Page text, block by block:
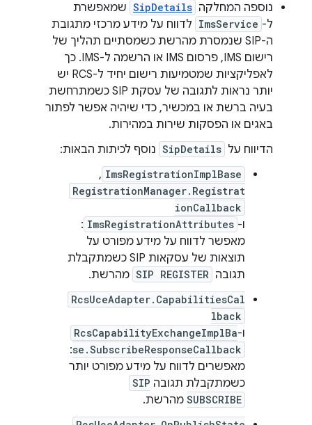
נוספה המחלקה SipDetails
שמאפשרת
ל- ImsService
לדווח על מידע מרכזי מתגובת
ה-SIP שנמסרת מהרשת כשמסתיים תהליך של
רישום IMS, פרסום IMS או הרשמה ל-IMS. כך
לאפליקציות שמטמיעות רישום יחיד ל-RCS יש
יותר נראות לתגובה של עסקת SIP כשמתרחשת
בעיה ברשת או במכשיר, כדי שיהיה אפשר לפתור
באגים או הפסקות שירות במהירות.
הדיווח על SipDetails נוסף לכיתות הבאות:
ImsRegistrationImplBase
RegistrationManager.Registrat
ionCallback
ו- ImsRegistrationAttributes
מאפשר לדווח על מידע מפורט על
תוצאות של עסקאות SIP כשמתקבלת
תגובה SIP REGISTER מהרשת.
RcsUceAdapter.CapabilitiesCal
lback
ו-RcsCapabilityExchangeImplBa
se.SubscribeResponseCallback
:
מאפשרים לדווח על מידע מפורט יותר
כשמתקבלת תגובה SIP
SUBSCRIBEמהרשת.